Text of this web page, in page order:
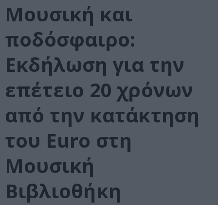
Μουσική και
ποδόσφαιρο:
Εκδήλωση για την
επέτειο 20 χρόνων
από την κατάκτηση
του Euro στη
Μουσική
Βιβλιοθήκη